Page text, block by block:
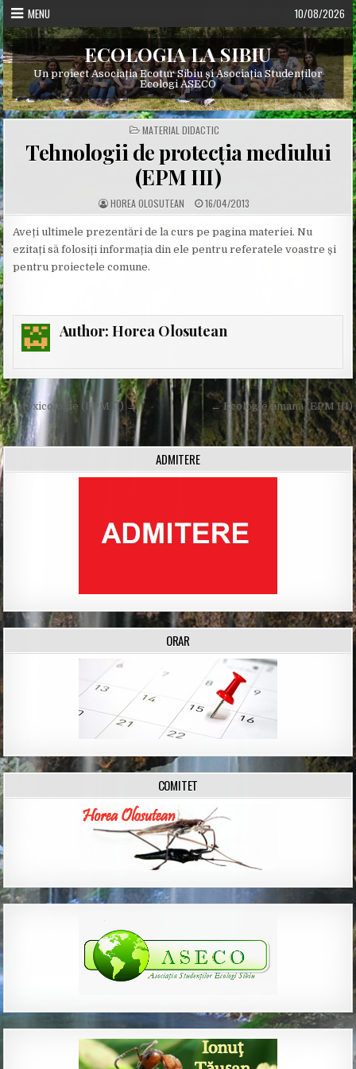
Skip
to
content
MENU 10/08/2026
ECOLOGIA LA SIBIU
Un proiect Asociația Ecotur Sibiu și Asociația Studenților
Ecologi ASECO
POSTED
IN
MATERIAL DIDACTIC
Tehnologii de protecția mediului
(EPM III)
A
U
H
R
HOREA OLOSUTEAN P
U
L
S
E
:
16/04/2013
Aveți ultimele prezentări de la curs pe pagina materiei. Nu
ezitați să folosiți informația din ele pentru referatele voastre și
pentru proiectele comune.
Author: Horea Olosutean
Post
navigation
← Ecologie umană (EPM III)
Ecotoxicologie (EPM II) →
ADMITERE
ORAR
COMITET